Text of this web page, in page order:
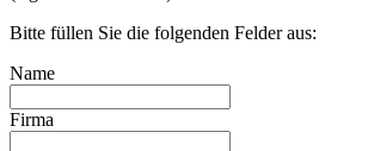
Bitte füllen Sie die folgenden Felder aus:
Name
Firma